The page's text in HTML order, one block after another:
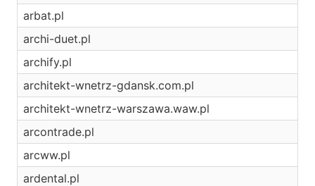
arbat.pl
archi-duet.pl
archify.pl
architekt-wnetrz-gdansk.com.pl
architekt-wnetrz-warszawa.waw.pl
arcontrade.pl
arcww.pl
ardental.pl